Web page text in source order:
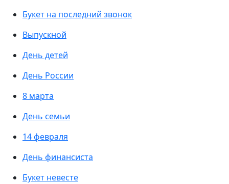
Букет на последний звонок
Выпускной
День детей
День России
8 марта
День семьи
14 февраля
День финансиста
Букет невесте